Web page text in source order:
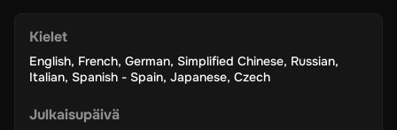
Julkaisupäivä
Kielet
English, French, German, Simplified Chinese, Russian,
Italian, Spanish - Spain, Japanese, Czech